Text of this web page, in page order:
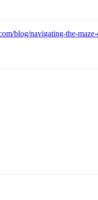
blog/navigating-the-